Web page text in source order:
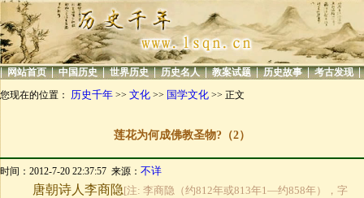
| 网站首页 | 中国历史 | 世界历史 | 历史名人 | 教案试题 | 历史故事 | 考古发现 |
您现在的位置： 历史千年 >> 文化 >> 国学文化 >> 正文
莲花为何成佛教圣物?（2）
时间：2012-7-20 22:37:57 来源： 不详
唐朝诗人李商隐[注: 李商隐（约812年或813年1—约858年），字